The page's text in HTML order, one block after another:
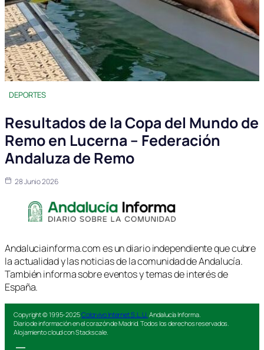
DEPORTES
Resultados de la Copa del Mundo de
Remo en Lucerna – Federación
Andaluza de Remo
28 Junio 2026
Andaluciainforma.com es un diario independiente que cubre
la actualidad y las noticias de la comunidad de Andalucía.
También informa sobre eventos y temas de interés de
España.
Copyright © 1995-2025Colorvivo Internet S.L.U. Andalucía Informa.
Diario de información en el corazón de Madrid. Todos los derechos reservados.
Alojamiento cloud con Stackscale.